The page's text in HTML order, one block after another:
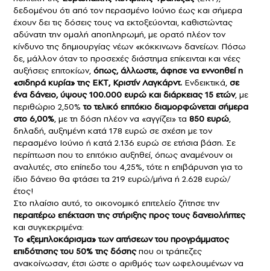
δεδομένου ότι από τον περασμένο Ιούνιο έως και σήμερα
έχουν δει τις δόσεις τους να εκτοξεύονται, καθιστώντας
αδύνατη την ομαλή αποπληρωμή, με ορατό πλέον τον
κίνδυνο της δημιουργίας νέων «κόκκινων» δανείων. Πόσω
δε, μάλλον όταν το προσεχές διάστημα επίκεινται και νέες
αυξήσεις επιτοκίων, όπως, άλλωστε, άφησε να εννοηθεί η
«σιδηρά κυρία» της ΕΚΤ, Κριστίν Λαγκάρντ. Ενδεικτικά, σε
ένα δάνειο, ύψους 100.000 ευρώ και διάρκειας 15 ετών, με
περιθώριο 2,50%το τελικό επιτόκιο διαμορφώνεται σήμερα
στο 6,00%, με τη δόση πλέον να «αγγίζει» τα 850 ευρώ,
δηλαδή, αυξημένη κατά 178 ευρώ σε σχέση με τον
περασμένο Ιούνιο ή κατά 2.136 ευρώ σε ετήσια βάση. Σε
περίπτωση που το επιτόκιο αυξηθεί, όπως αναμένουν οι
αναλυτές, στο επίπεδο του 4,25%, τότε η επιβάρυνση για το
ίδιο δάνειο θα φτάσει τα 219 ευρώ/μήνα ή 2.628 ευρώ/
έτος!
Στο πλαίσιο αυτό, το οικονομικό επιτελείο ζήτησε την
περαιτέρω επέκταση της στήριξης προς τους δανειολήπτες
και συγκεκριμένα:
Το «ξεμπλοκάρισμα» των αιτήσεων του προγράμματος
επιδότησης του 50% της δόσηςπου οι τράπεζες
ανακοίνωσαν, έτσι ώστε ο αριθμός των ωφελουμένων να